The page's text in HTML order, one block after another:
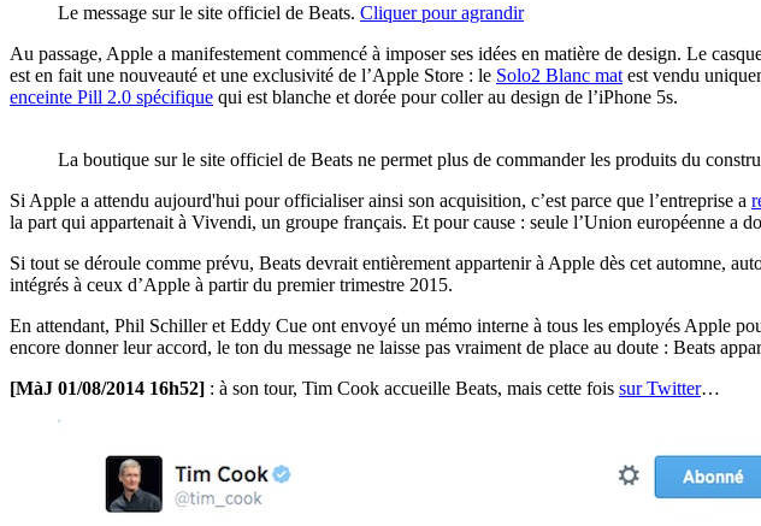
Le message sur le site officiel de Beats. Cliquer pour agrandir
Au passage, Apple a manifestement commencé à imposer ses idées en matière de design. Le
est en fait une nouveauté et une exclusivité de l’Apple Store : le Solo2 Blanc mat est vendu
enceinte Pill 2.0 spécifique qui est blanche et dorée pour coller au design de l’iPhone 5s.
La boutique sur le site officiel de Beats ne permet plus de commander les produits du
Si Apple a attendu aujourd'hui pour officialiser ainsi son acquisition, c’est parce que l’entreprise a
la part qui appartenait à Vivendi, un groupe français. Et pour cause : seule l’Union européenne a
Si tout se déroule comme prévu, Beats devrait entièrement appartenir à Apple dès cet automne,
intégrés à ceux d’Apple à partir du premier trimestre 2015.
En attendant, Phil Schiller et Eddy Cue ont envoyé un mémo interne à tous les employés Apple
encore donner leur accord, le ton du message ne laisse pas vraiment de place au doute : Beats
[MàJ 01/08/2014 16h52] : à son tour, Tim Cook accueille Beats, mais cette fois sur Twitter…